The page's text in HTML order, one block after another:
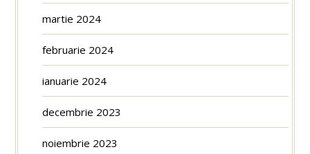
martie 2024
februarie 2024
ianuarie 2024
decembrie 2023
noiembrie 2023